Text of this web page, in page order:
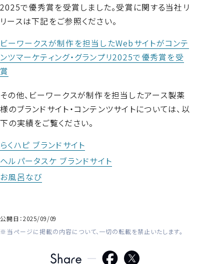
2025で優秀賞を受賞しました。受賞に関する当社リ
リースは下記をご参照ください。
ビーワークスが制作を担当したWebサイトがコンテ
ンツマーケティング・グランプリ2025で優秀賞を受
賞
その他、ビーワークスが制作を担当したアース製薬
様のブランドサイト・コンテンツサイトについては、以
下の実績をご覧ください。
らくハピ ブランドサイト
ヘルパータスケ ブランドサイト
お風呂なび
公開日：2025/09/09
当ページに掲載の内容について、一切の転載を禁止いたします。